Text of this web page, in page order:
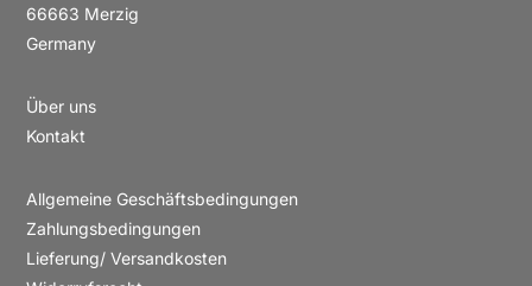
66663 Merzig
Germany
Über uns
Kontakt
Allgemeine Geschäftsbedingungen
Zahlungsbedingungen
Lieferung/ Versandkosten